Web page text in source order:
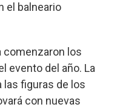
el balneario
comenzaron los
evento del año. La
las figuras de los
con nuevas